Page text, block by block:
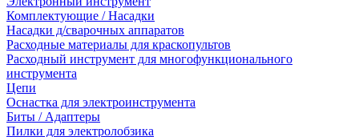
Комплектующие / Насадки
Насадки д/сварочных аппаратов
Расходные материалы для краскопультов
Расходный инструмент для многофункционального
инструмента
Цепи
Оснастка для электроинструмента
Биты / Адаптеры
Пилки для электролобзика